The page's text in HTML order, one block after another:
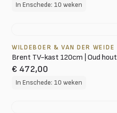
In Enschede: 10 weken
WILDEBOER & VAN DER WEIDE
Brent TV-kast 120cm | Oud hout
€ 472,00
In Enschede: 10 weken